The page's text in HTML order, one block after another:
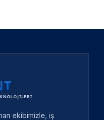
ekibimizle, iş